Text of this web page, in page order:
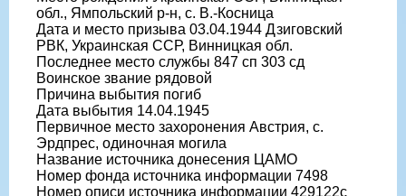
обл., Ямпольский р-н, с. В.-Косница
Дата и место призыва 03.04.1944 Дзиговский
РВК, Украинская ССР, Винницкая обл.
Последнее место службы 847 сп 303 сд
Воинское звание рядовой
Причина выбытия погиб
Дата выбытия 14.04.1945
Первичное место захоронения Австрия, с.
Эрдпрес, одиночная могила
Название источника донесения ЦАМО
Номер фонда источника информации 7498
Номер описи источника информации 429122с